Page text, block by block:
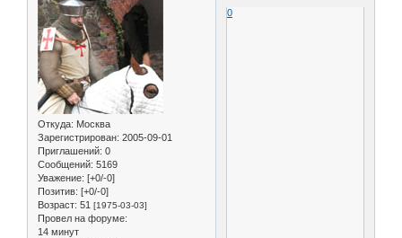
Откуда: Москва
Зарегистрирован: 2005-09-01
Приглашений: 0
Сообщений: 5169
Уважение: [+0/-0]
Позитив: [+0/-0]
Возраст: 51 [1975-03-03]
Провел на форуме:
14 минут
0